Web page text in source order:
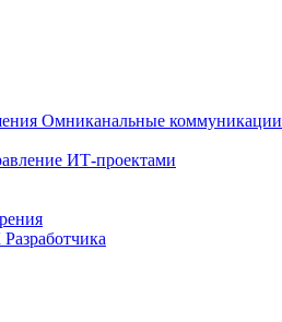
Омниканальные коммуникации
ИТ-проектами